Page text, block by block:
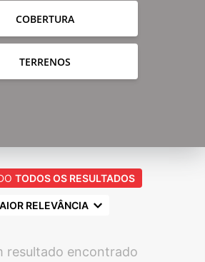
COBERTURA
TERRENOS
TODOS OS RESULTADOS
RELEVÂNCIA
resultado encontrado